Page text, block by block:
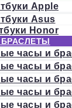
Apple
Asus
Honor
часы и
часы и
часы и
часы и
часы и